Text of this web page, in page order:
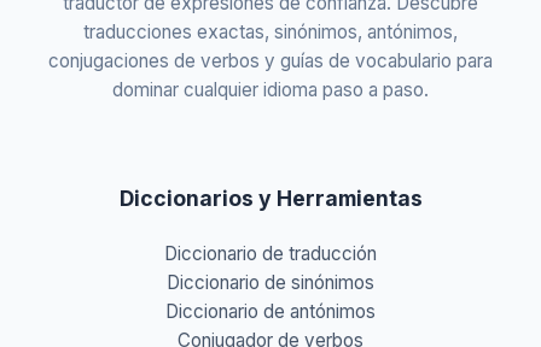
traducciones exactas, sinónimos, antónimos,
conjugaciones de verbos y guías de vocabulario para
dominar cualquier idioma paso a paso.
Diccionarios y Herramientas
Diccionario de traducción
Diccionario de sinónimos
Diccionario de antónimos
Conjugador de verbos